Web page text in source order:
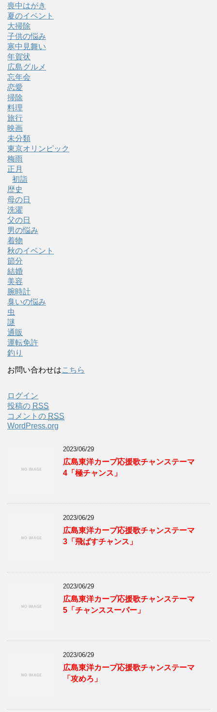
喪中はがき
夏のイベント
大掃除
子供の悩み
寒中見舞い
年賀状
広島グルメ
忘年会
恋愛
掃除
料理
旅行
映画
未分類
東京オリンピック
梅雨
正月
初詣
歴史
母の日
洗濯
父の日
男の悩み
着物
秋のイベント
節分
結婚
美容
腕時計
臭いの悩み
虫
謎
通販
運転免許
釣り
お問い合わせはこちら
ログイン
投稿の RSS
コメントの RSS
WordPress.org
2023/06/29
広島東洋カープ応援歌チャンステーマ
4「極チャンス」
2023/06/29
広島東洋カープ応援歌チャンステーマ
3「飛ばすチャンス」
2023/06/29
広島東洋カープ応援歌チャンステーマ
5「チャンススーパー」
2023/06/29
広島東洋カープ応援歌チャンステーマ
「攻めろ」